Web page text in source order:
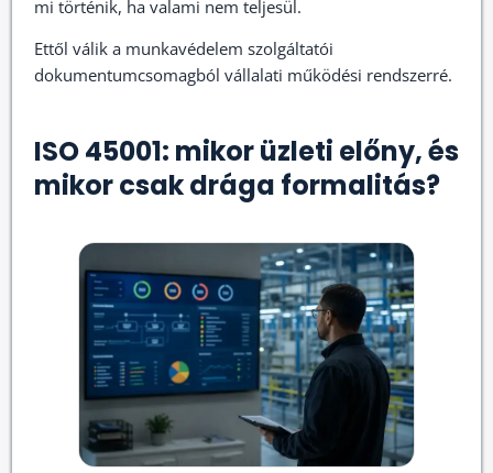
mi történik, ha valami nem teljesül.
Ettől válik a munkavédelem szolgáltatói
dokumentumcsomagból vállalati működési rendszerré.
ISO 45001: mikor üzleti előny, és
mikor csak drága formalitás?